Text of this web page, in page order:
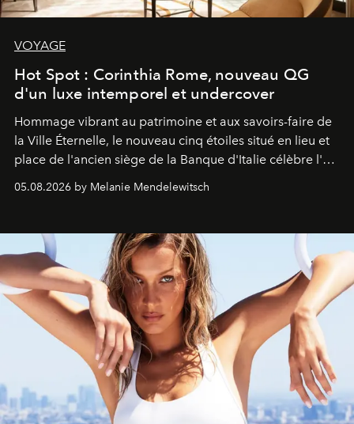
VOYAGE
Hot Spot : Corinthia Rome, nouveau QG
d'un luxe intemporel et undercover
Hommage vibrant au patrimoine et aux savoirs-faire de
la Ville Éternelle, le nouveau cinq étoiles situé en lieu et
place de l'ancien siège de la Banque d'Italie célèbre l'art
de vivre Romain dans toute son élégance intemporelle.
05.08.2026 by Melanie Mendelewitsch